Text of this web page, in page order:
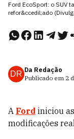
Ford EcoSport: o SUV
refor&ccedil;ado
DR Da Redação
Publicado em 2
A Ford iniciou
modificações